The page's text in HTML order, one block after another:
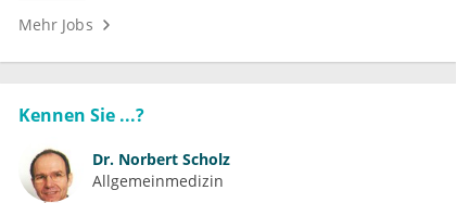
Mehr Jobs
Kennen Sie ...?
Dr. Norbert Scholz
Allgemeinmedizin